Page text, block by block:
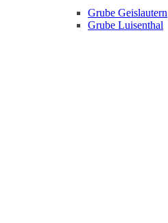
Grube Geislautern
Grube Luisenthal